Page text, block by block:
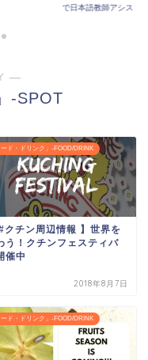
で日本語教師アシス...
―
-SPOT
ード・ドリンク」-FOOD/DRINK
#クチン周辺情報 】世界を
う！クチンフェスティバ
催中
2018年8月7日
ード・ドリンク」-FOOD/DRINK